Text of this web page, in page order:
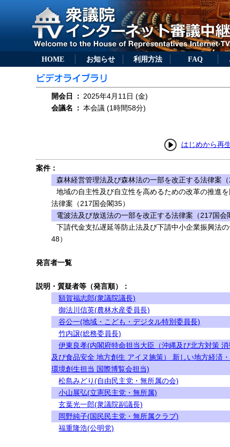
HOME お知らせ 利用方法 FAQ
開会日 ： 2025年4月11日 (金)
会議名
： 本会議 (1時間58分)
はじめから再
案件：
森林経営管理法及び森林法の一部を改正する法律案
地域の自主性及び自立性を高めるための改革の推進
法律案（217国会閣35）
電波法及び放送法の一部を改正する法律案（217国会
下請代金支払遅延等防止法及び下請中小企業振興法
48）
発言者一覧
説明・質疑者等（発言順）：
額賀福志郎(衆議院議長)
御法川信英(農林水産委員長)
谷公一(地域・こども・デジタル特別委員長)
竹内譲(総務委員長)
伊東良孝(内閣府特命担当大臣（沖縄及び北方対策 消
及び食品安全 地方創生 アイヌ施策） 新しい地方経済
環境創生担当 国際博覧会担当)
松島みどり(自由民主党・無所属の会)
小山展弘(立憲民主党・無所属)
玄葉光一郎(衆議院副議長)
岡野純子(国民民主党・無所属クラブ)
福重隆浩(公明党)